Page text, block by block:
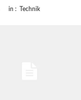
in : Technik